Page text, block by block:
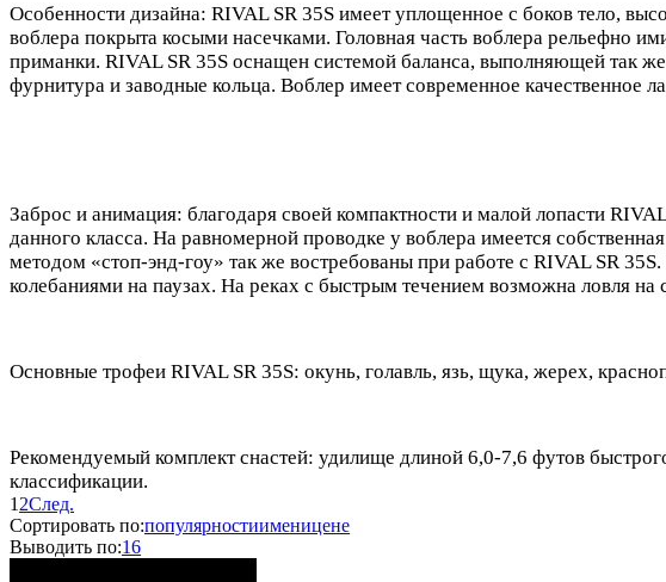
Особенности дизайна: RIVAL SR 35S имеет уплощенное с боков тело,
воблера покрыта косыми насечками. Головная часть воблера рельефно
приманки. RIVAL SR 35S оснащен системой баланса, выполняющей так
фурнитура и заводные кольца. Воблер имеет современное качественное
Заброс и анимация: благодаря своей компактности и малой лопасти
данного класса. На равномерной проводке у воблера имеется
методом «стоп-энд-гоу» так же востребованы при работе с RIVAL SR
колебаниями на паузах. На реках с быстрым течением возможна ловля
Основные трофеи RIVAL SR 35S: окунь, голавль, язь, щука, жерех,
Рекомендуемый комплект снастей: удилище длиной 6,0-7,6 футов
классификации.
1 2След.
Сортировать по:популярностиименицене
Выводить по:16